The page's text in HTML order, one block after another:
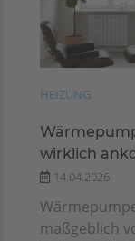
HEIZUNG
wirklich
14.04.2026
maßgeblich